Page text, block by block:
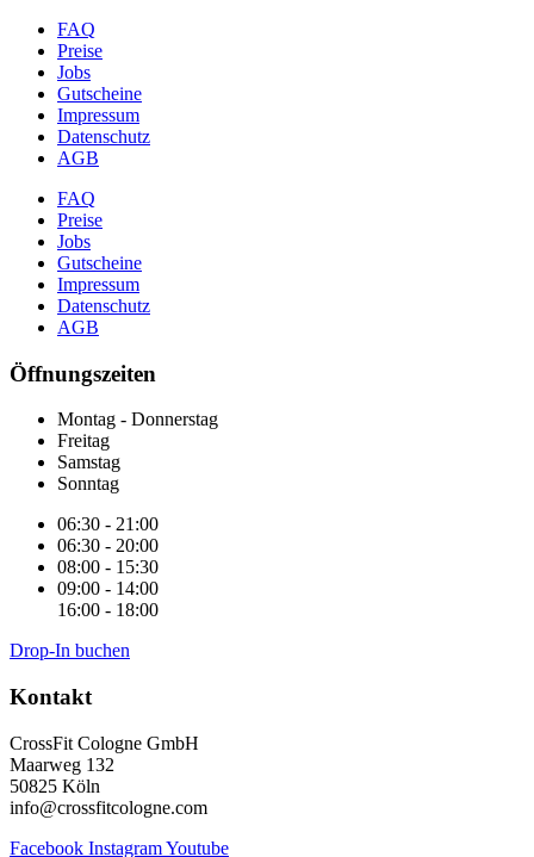
FAQ
Preise
Jobs
Gutscheine
Impressum
Datenschutz
AGB
FAQ
Preise
Jobs
Gutscheine
Impressum
Datenschutz
AGB
Öffnungszeiten
Montag - Donnerstag
Freitag
Samstag
Sonntag
06:30 - 21:00
06:30 - 20:00
08:00 - 15:30
09:00 - 14:00
16:00 - 18:00
Drop-In buchen
Kontakt
CrossFit Cologne GmbH
Maarweg 132
50825 Köln
info@crossfitcologne.com
Facebook InstagramYoutube